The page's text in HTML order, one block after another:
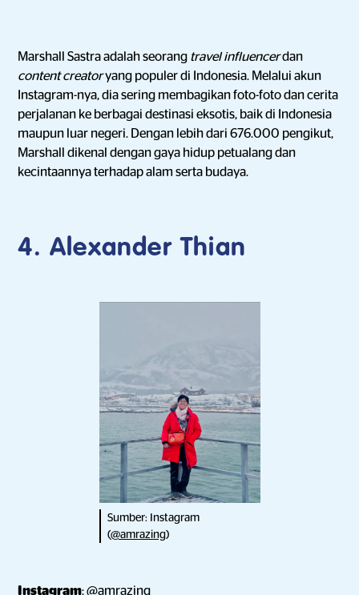
Marshall Sastra adalah seorang travel influencerdan
content creatoryang populer di Indonesia. Melalui akun
Instagram-nya, dia sering membagikan foto-foto dan cerita
perjalanan ke berbagai destinasi eksotis, baik di Indonesia
maupun luar negeri. Dengan lebih dari 676.000 pengikut,
Marshall dikenal dengan gaya hidup petualang dan
kecintaannya terhadap alam serta budaya.
4. Alexander Thian
Sumber: Instagram
(@amrazing)
Instagram:@amrazing